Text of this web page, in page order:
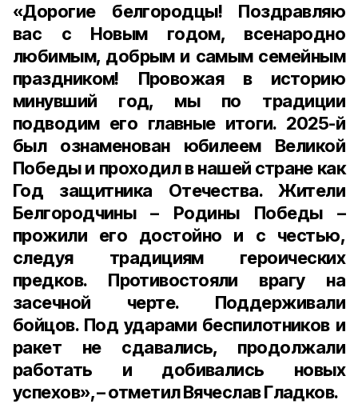
«Дорогие белгородцы! Поздравляю
вас с Новым годом, всенародно
любимым, добрым и самым семейным
праздником! Провожая в историю
минувший год, мы по традиции
подводим его главные итоги. 2025-й
был ознаменован юбилеем Великой
Победы и проходил в нашей стране как
Год защитника Отечества. Жители
Белгородчины – Родины Победы –
прожили его достойно и с честью,
следуя традициям героических
предков. Противостояли врагу на
засечной черте. Поддерживали
бойцов. Под ударами беспилотников и
ракет не сдавались, продолжали
работать и добивались новых
успехов», – отметил Вячеслав Гладков.